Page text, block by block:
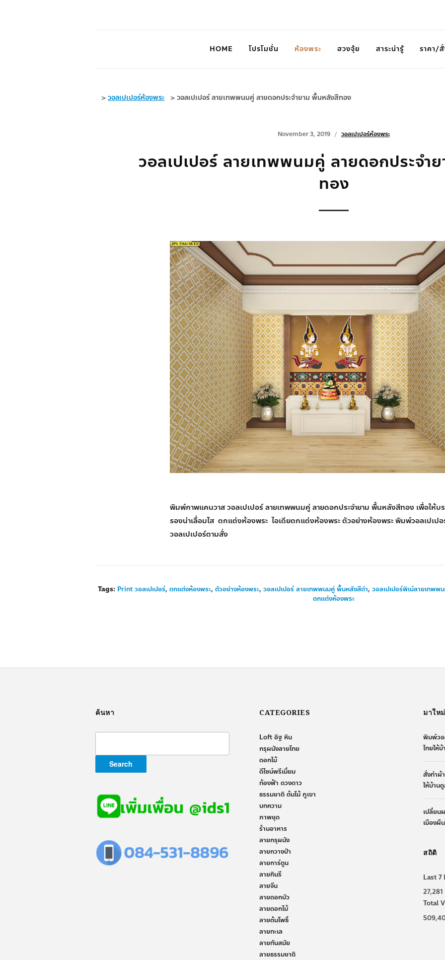
HOME โปรโมชั่น ห้องพระ ฮวงจุ้ย สาระน่ารู้ ราคา/
>วอลเปเปอร์ห้องพระ >วอลเปเปอร์ ลายเทพพนมคู่ ลายดอกประจำยาม พื้นหลังสีทอง
November 3, 2019 วอลเปเปอร์ห้องพระ
วอลเปเปอร์ ลายเทพพนมคู่ ลายดอกประจำ
ทอง
พิมพ์ภาพแคนวาส วอลเปเปอร์ ลายเทพพนมคู่ ลายดอกประจำยาม พื้นหลังสีทอง เพื่อให้บ
รองน่าเลื่อมใส ตกแต่งห้องพระ ไอเดียตกแต่งห้องพระ ตัวอย่างห้องพระ พิมพ์วอลเปเป
วอลเปเปอร์ตามสั่ง
Tags: Print วอลเปเปอร์, ตกแต่งห้องพระ, ตัวอย่างห้องพระ, วอลเปเปอร์ ลายเทพพนมคู่ พื้นหลังสีดำ, วอลเปเปอร์พิเม์ลายเทพ
ตกแต่งห้องพระ
ค้นหา CATEGORIES
Loft อิฐ หิน
กรุผนังลายไทย
ดอกไม้
ดีไซน์พรีเมี่ยม
ท้องฟ้า ดวงดาว
ธรรมชาติ ต้นไม้ ภูเขา
บทความ
ภาพชุด
ร้านอาหาร
ลายกรุผนัง
ลายกวางป่า
ลายการ์ตูน
ลายกินรี
ลายจีน
ลายดอกบัว
ลายดอกไม้
ลายต้นโพธิ์
ลายทะเล
ลายทันสมัย
ลายธรรมชาติ
มาใหม่
พิมพ์วอ
ไทยให้
สั่งทำผ้
ให้บ้าน
เปลี่ยน
เมืองผื
สถิติ
Last 7
27,281
Total